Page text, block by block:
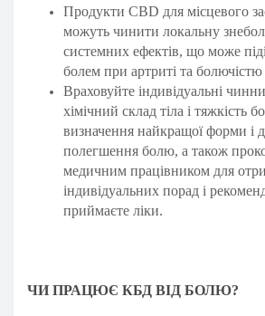
Продукти CBD для місцевого
можуть чинити локальну
системних ефектів, що може
болем при артриті та болючістю
Враховуйте індивідуальні
хімічний склад тіла і тяжкість
визначення найкращої форми і
полегшення болю, а також
медичним працівником для
індивідуальних порад і
приймаєте ліки.
ЧИ ПРАЦЮЄ КБД ВІД БОЛЮ?